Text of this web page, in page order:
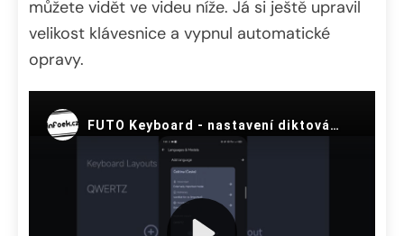
můžete vidět ve videu níže. Já si ještě upravil
velikost klávesnice a vypnul automatické
opravy.